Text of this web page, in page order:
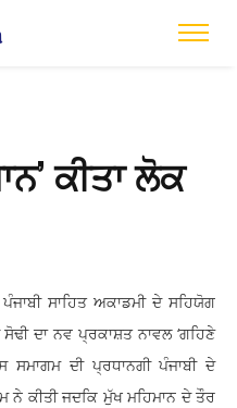
ਕੀਤਾ ਲੋਕ
ਪੰਜਾਬੀ ਸਾਹਿਤ ਅਕਾਡਮੀ ਦੇ ਸਹਿਯੋਗ
ਸੋਢੀ ਦਾ ਨਵ ਪ੍ਰਕਾਸ਼ਤ ਨਾਵਲ‘ਗਹਿਣੇ
ਸਮਾਗਮ ਦੀ ਪ੍ਰਧਾਨਗੀ ਪੰਜਾਬੀ ਦੇ
ਨੇ ਕੀਤੀ ਜਦਕਿ ਮੁੱਖ ਮਹਿਮਾਨ ਦੇ ਤੌਰ